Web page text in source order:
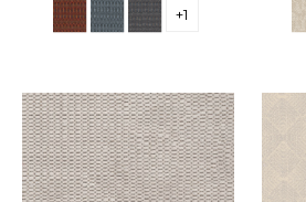
+1